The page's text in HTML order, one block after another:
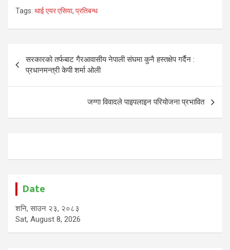
Tags: थाई एयर एसिया, प्रतिबन्ध
Post
navigation
सरकारको तर्फबाट गैरआवासीय नेपाली संघमा कुनै हस्तक्षेप गर्दैन :
प्रधानमन्त्री केपी शर्मा ओली
जग्गा विवादले पाइपलाइन परियोजना प्रभावित
Date
शनि, साउन २३, २०८३
Sat, August 8, 2026